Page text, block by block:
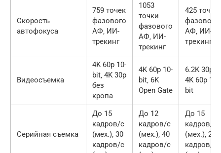
Скорость
автофокуса
759 точек
фазового
АФ‚ ИИ-
трекинг
1053
точки
фазового
АФ‚ ИИ-
трекинг
425 точек
фазового
АФ‚ ИИ-
трекинг
Видеосъемка
4K 60p 10-
bit‚ 4K 30p
без
кропа
4K 60p 10-
bit‚ 6K
Open Gate
6.2K 30p‚
4K 60p 10-
bit
Серийная съемка
До 15
кадров/с
(мех.)‚ 30
кадров/с
До 12
кадров/с
(мех.)‚ 40
кадров/с
До 15
кадров/с
(мех.)‚ 20
кадров/с